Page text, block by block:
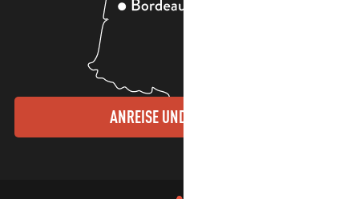
ANREISE UND KONTAKTE